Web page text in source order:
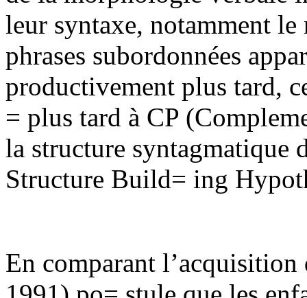
leur syntaxe, notamment
phrases subordonnées
productivement plus tard,
= plus tard à CP
la structure syntagmatique
Structure Build= ing
En comparant